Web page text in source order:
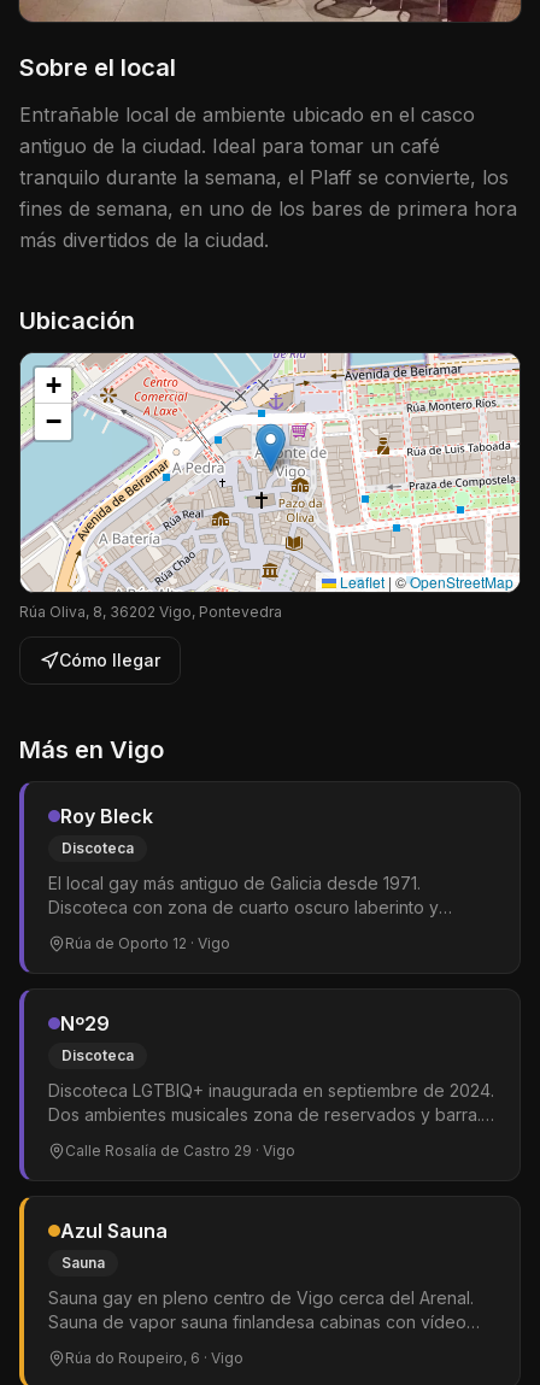
Sobre el local
Entrañable local de ambiente ubicado en el casco
antiguo de la ciudad. Ideal para tomar un café
tranquilo durante la semana, el Plaff se convierte, los
fines de semana, en uno de los bares de primera hora
más divertidos de la ciudad.
Ubicación
+
−
Leaflet | ©OpenStreetMap
Rúa Oliva, 8, 36202 Vigo, Pontevedra
Cómo llegar
Más en Vigo
Roy Bleck
Discoteca
El local gay más antiguo de Galicia desde 1971.
Discoteca con zona de cuarto oscuro laberinto y
cabinas. Música variada house y dance. Público
LGTBIQ+ y mixto.
Rúa de Oporto 12 · Vigo
Nº29
Discoteca
Discoteca LGTBIQ+ inaugurada en septiembre de 2024.
Dos ambientes musicales zona de reservados y barra.
Referente de la nueva Chueca viguesa.
Calle Rosalía de Castro 29 · Vigo
Azul Sauna
Sauna
Sauna gay en pleno centro de Vigo cerca del Arenal.
Sauna de vapor sauna finlandesa cabinas con vídeo
cuarto oscuro sala de TV y cafetería. Exclusivamente
masculina.
Rúa do Roupeiro, 6 · Vigo